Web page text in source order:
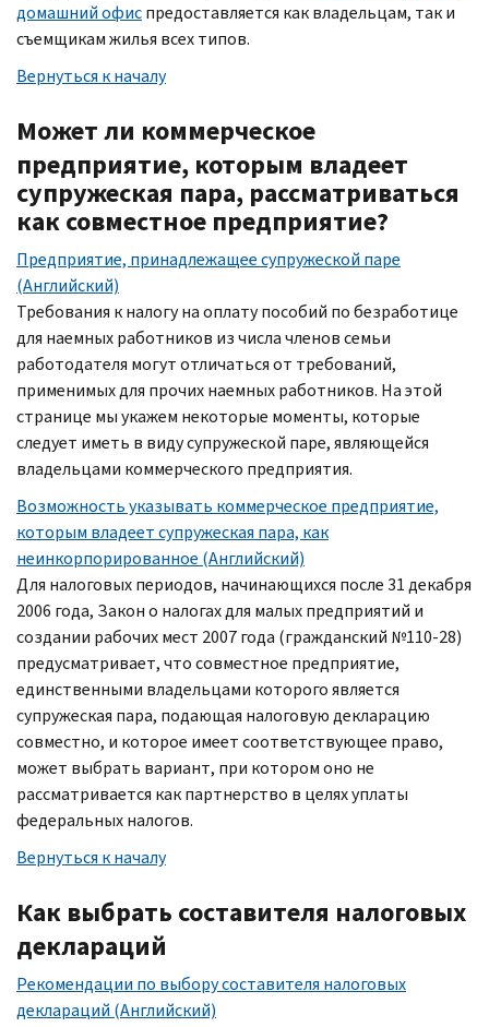
домашний офиспредоставляется как владельцам, так и
съемщикам жилья всех типов.
Вернуться к началу
Может ли коммерческое
предприятие, которым владеет
супружеская пара, рассматриваться
как совместное предприятие?
Предприятие, принадлежащее супружеской паре
(Английский)
Требования к налогу на оплату пособий по безработице
для наемных работников из числа членов семьи
работодателя могут отличаться от требований,
применимых для прочих наемных работников. На этой
странице мы укажем некоторые моменты, которые
следует иметь в виду супружеской паре, являющейся
владельцами коммерческого предприятия.
Возможность указывать коммерческое предприятие,
которым владеет супружеская пара, как
неинкорпорированное (Английский)
Для налоговых периодов, начинающихся после 31 декабря
2006 года, Закон о налогах для малых предприятий и
создании рабочих мест 2007 года (гражданский №110-28)
предусматривает, что совместное предприятие,
единственными владельцами которого является
супружеская пара, подающая налоговую декларацию
совместно, и которое имеет соответствующее право,
может выбрать вариант, при котором оно не
рассматривается как партнерство в целях уплаты
федеральных налогов.
Вернуться к началу
Как выбрать составителя налоговых
деклараций
Рекомендации по выбору составителя налоговых
деклараций (Английский)